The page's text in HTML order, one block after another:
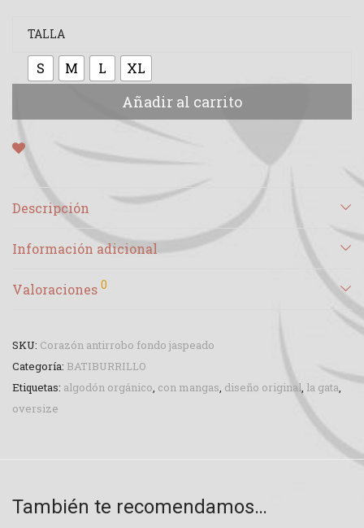
TALLA
S M L XL
Añadir al carrito
Descripción
Información adicional
Valoraciones 0
SKU: Corazón antirrobo fondo jaspeado
Categoría: BATIBURRILLO
Etiquetas: algodón orgánico con mangas diseño original la gata
oversize
También te recomendamos…